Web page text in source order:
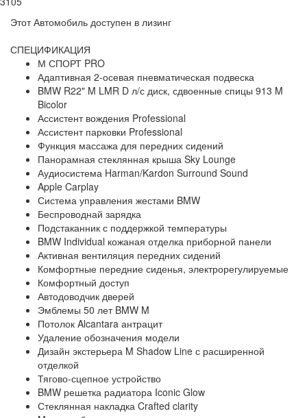
Этот Автомобиль доступен в лизинг
СПЕЦИФИКАЦИЯ
М СПОРТ PRO
Адаптивная 2-осевая пневматическая подвеска
BMW R22" M LMR D л/с диск, сдвоенные спицы 913 M
Bicolor
Ассистент вождения Professional
Ассистент парковки Professional
Функция массажа для передних сидений
Панорамная стеклянная крыша Sky Lounge
Аудиосистема Harman/Kardon Surround Sound
Apple Carplay
Система управления жестами BMW
Беспроводнай зарядка
Подстаканник с поддержкой температуры
BMW Individual кожаная отделка приборной панели
Активная вентиляция передних сидений
Комфортные передние сиденья, электрорегулируемые
Комфортный доступ
Автодоводчик дверей
Эмблемы 50 лет BMW M
Потолок Alcantara антрацит
Удаление обозначения модели
Дизайн экстерьера M Shadow Line с расширенной
отделкой
Тягово-сцепное устройство
BMW решетка радиатора Iconic Glow
Стеклянная накладка Crafted clarity